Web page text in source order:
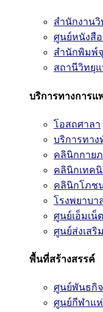
สำนักงาน
ศูนย์หนังสื
สำนักพิมพ์
สถานีวิทยุ
บริการทางการแ
โอสถศาลา
บริการทาง
คลินิกกาย
คลินิกเทค
คลินิกโภช
โรงพยาบา
ศูนย์เอ็มเน็ต
ศูนย์ส่งเสริ
พื้นที่สร้างสรรค์
ศูนย์พันธกิ
ศูนย์กีฬาแ